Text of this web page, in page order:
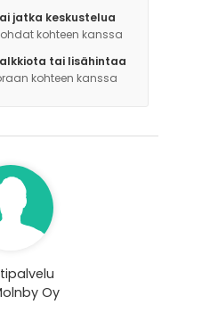
jatka keskustelua
kohteen kanssa
tai lisähintaa
kohteen kanssa
Oy